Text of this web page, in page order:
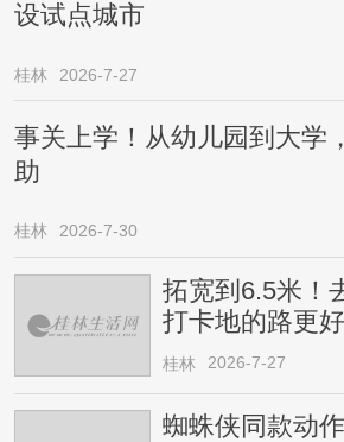
设试点城市
桂林 2026-7-27
事关上学！从幼儿园到大学
助
桂林 2026-7-30
拓宽到6.5米！
打卡地的路更
桂林 2026-7-27
蜘蛛侠同款动